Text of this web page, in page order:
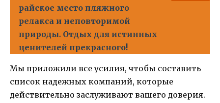
райское место пляжного
релакса и неповторимой
природы. Отдых для истинных
ценителей прекрасного!
Мы приложили все усилия, чтобы составить
список надежных компаний, которые
действительно заслуживают вашего доверия.